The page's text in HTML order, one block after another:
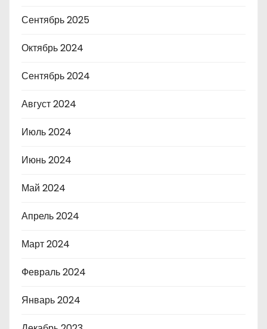
Сентябрь 2025
Октябрь 2024
Сентябрь 2024
Август 2024
Июль 2024
Июнь 2024
Май 2024
Апрель 2024
Март 2024
Февраль 2024
Январь 2024